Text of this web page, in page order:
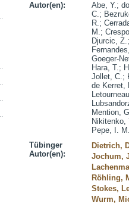
Autor(en): Abe, Y.;
C.;
R.;
M.;
Djurcic, Z.
Goeger-
Hara, T.;
Jollet, C.;
de Kerret,
Mention,
Nikitenko,
Pepe, I.
Tübinger
Autor(en):
Dietrich,
Jochum,
Röhling,
Stokes,
Wurm,